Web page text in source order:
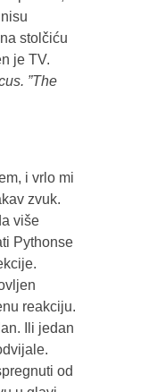
stolčiću
je TV.
”The
i vrlo mi
zvuk.
više
Pythonse
reakciju.
Ili jedan
od